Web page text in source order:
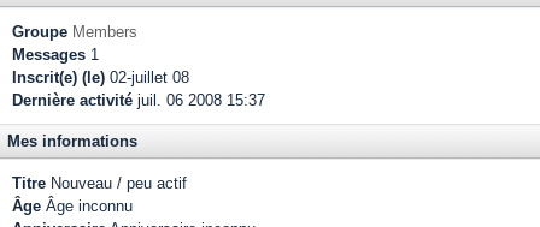
Groupe Members
Messages 1
Inscrit(e) (le) 02-juillet 08
Dernière activité juil. 06 2008 15:37
Mes informations
Titre Nouveau / peu actif
Âge Âge inconnu